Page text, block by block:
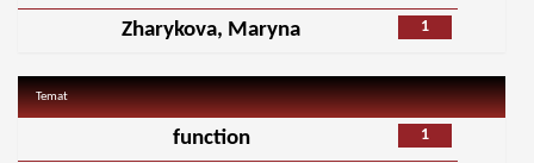
1
Zharykova, Maryna
Temat
1
function